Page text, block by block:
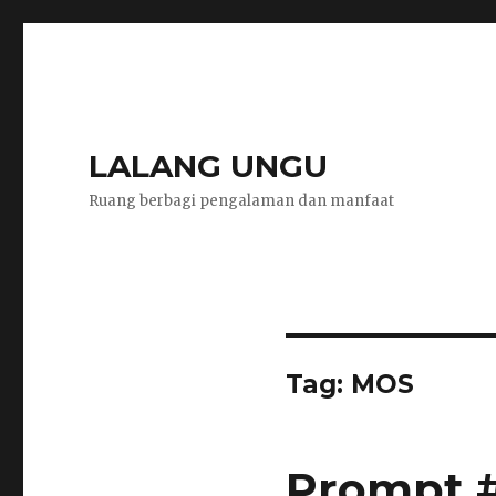
LALANG UNGU
Ruang berbagi pengalaman dan manfaat
Tag: MOS